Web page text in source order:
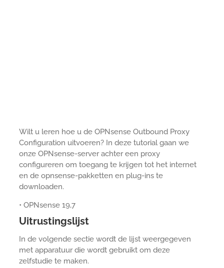
Wilt u leren hoe u de OPNsense Outbound Proxy
Configuration uitvoeren? In deze tutorial gaan we
onze OPNsense-server achter een proxy
configureren om toegang te krijgen tot het internet
en de opnsense-pakketten en plug-ins te
downloaden.
• OPNsense 19,7
Uitrustingslijst
In de volgende sectie wordt de lijst weergegeven
met apparatuur die wordt gebruikt om deze
zelfstudie te maken.